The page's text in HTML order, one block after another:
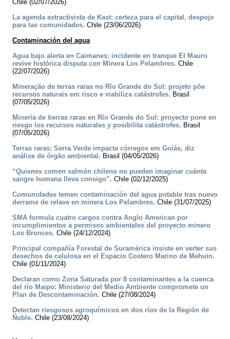
Chile (02/07/2026)
La agenda extractivista de Kast: certeza para el capital, despojo
para las comunidades. Chile (23/06/2026)
Contaminación del agua
Agua bajo alerta en Caimanes: incidente en tranque El Mauro
revive histórica disputa con Minera Los Pelambres. Chile
(22/07/2026)
Mineração de terras raras no Río Grande do Sul: projeto põe
recursos naturais em risco e viabiliza catástrofes. Brasil
(07/05/2026)
Minería de tierras raras en Río Grande do Sul: proyecto pone en
riesgo los recursos naturales y posibilita catástrofes. Brasil
(07/05/2026)
Terras raras: Serra Verde impacta córregos em Goiás, diz
análise de órgão ambiental. Brasil (04/05/2026)
“Quienes comen salmón chileno no pueden imaginar cuánta
sangre humana lleva consigo”. Chile (02/12/2025)
Comunidades temen contaminación del agua potable tras nuevo
derrame de relave en minera Los Pelambres. Chile (31/07/2025)
SMA formula cuatro cargos contra Anglo American por
incumplimientos a permisos ambientales del proyecto minero
Los Bronces. Chile (24/12/2024)
Principal compañía Forestal de Suramérica insiste en verter sus
desechos de celulosa en el Espacio Costero Marino de Mehuin.
Chile (01/11/2024)
Declaran como Zona Saturada por 8 contaminantes a la cuenca
del río Maipo: Ministerio del Medio Ambiente compromete un
Plan de Descontaminación. Chile (27/08/2024)
Detectan riesgosos agroquímicos en dos ríos de la Región de
Ñuble. Chile (23/08/2024)